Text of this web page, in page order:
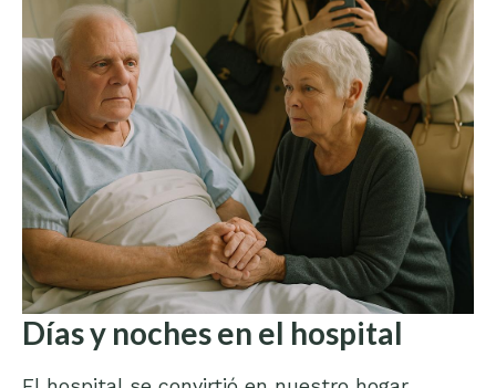
Días y noches en el hospital